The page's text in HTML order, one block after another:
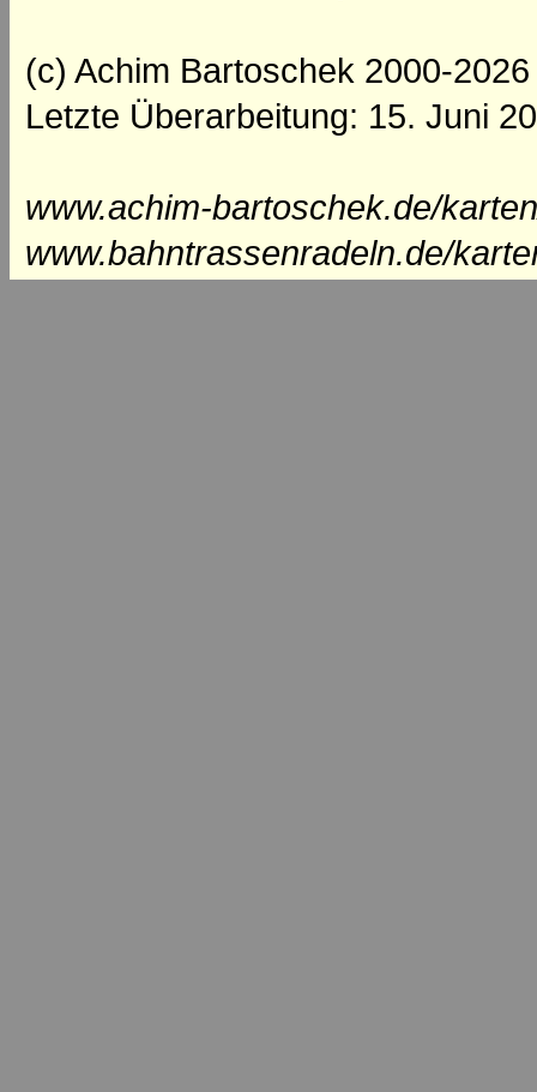
(c) Achim Bartoschek 2000-2026
Letzte Überarbeitung: 15. Juni
www.achim-bartoschek.de/
www.bahntrassenradeln.de/